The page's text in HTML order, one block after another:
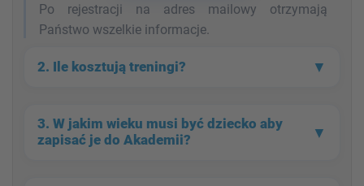
Po rejestracji na adres mailowy otrzymają
Państwo wszelkie informacje.
2. Ile kosztują treningi? ▼
3. W jakim wieku musi być dziecko aby
zapisać je do Akademii?
▼